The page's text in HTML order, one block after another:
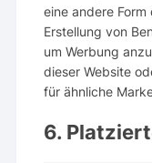
eine andere
Erstellung von
um Werbung
dieser Website
für ähnliche
6.